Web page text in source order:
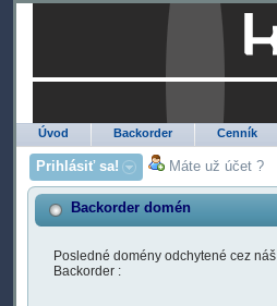
Úvod Backorder Cenník
Prihlásiť sa! Máte už účet ?
Backorder domén
Posledné domény odchytené cez náš
Backorder :